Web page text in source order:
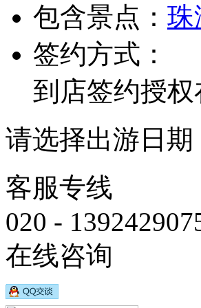
包含景点： 珠
签约方式：
到店签约授权
请选择出游日期
客服专线
020 -
在线咨询